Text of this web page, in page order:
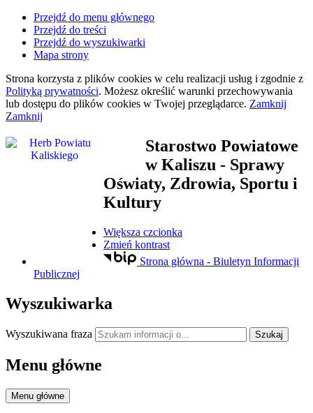
Przejdź do menu głównego
Przejdź do treści
Przejdź do wyszukiwarki
Mapa strony
Strona korzysta z plików cookies w celu realizacji usług i zgodnie z
Polityką prywatności. Możesz określić warunki przechowywania
lub dostępu do plików cookies w Twojej przeglądarce. Zamknij
Zamknij
Starostwo Powiatowe
w Kaliszu - Sprawy
Oświaty, Zdrowia, Sportu i
Kultury
Większa czcionka
Zmień kontrast
Strona główna - Biuletyn Informacji
Publicznej
Wyszukiwarka
Wyszukiwana fraza Szukaj
Menu główne
Menu główne